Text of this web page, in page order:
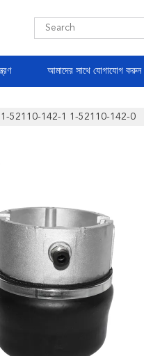
আমাদের সাথে যোগাযোগ করুন
1-52110-142-1 1-52110-142-0